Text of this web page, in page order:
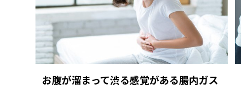
お腹が溜まって渋る感覚がある腸内ガス